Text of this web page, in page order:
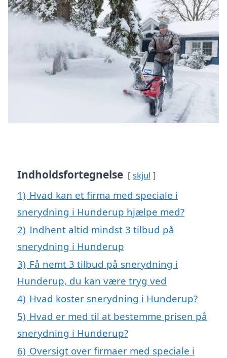
Indholdsfortegnelse skjul
1) Hvad kan et firma med speciale i
snerydning i Hunderup hjælpe med?
2) Indhent altid mindst 3 tilbud på
snerydning i Hunderup
3) Få nemt 3 tilbud på snerydning i
Hunderup, du kan være tryg ved
4) Hvad koster snerydning i Hunderup?
5) Hvad er med til at bestemme prisen på
snerydning i Hunderup?
6) Oversigt over firmaer med speciale i